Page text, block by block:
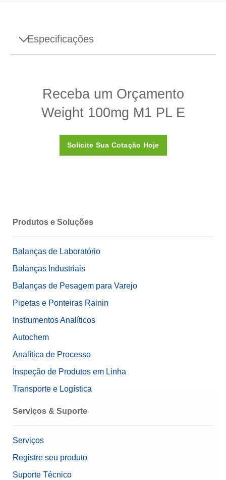
Especificações
Folha
Densidade ρ 7.950 (± 140) kg/m3
Suscetibilidade X <0,8
Certificado de Calibração Não
Classe OIML
Receba um Orçamento
Weight 100mg M1 PL E
Solicite Sua Cotação Hoje
Produtos e Soluções
Balanças de Laboratório
Balanças Industriais
Balanças de Pesagem para Varejo
Pipetas e Ponteiras Rainin
Instrumentos Analíticos
Autochem
Analítica de Processo
Inspeção de Produtos em Linha
Transporte e Logística
Serviços & Suporte
Serviços
Registre seu produto
Suporte Técnico